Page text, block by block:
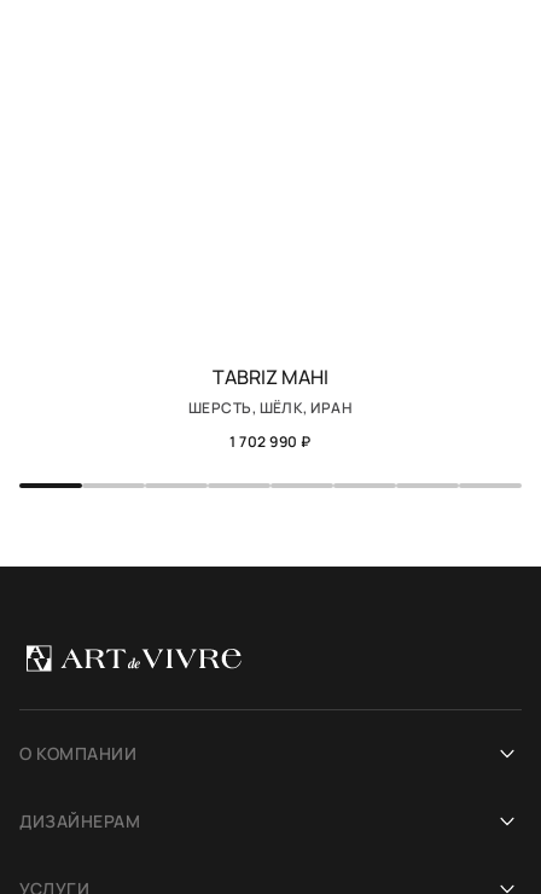
TABRIZ MAHI
ШЕРСТЬ, ШЁЛК, ИРАН
1 702 990 ₽
О КОМПАНИИ
ДИЗАЙНЕРАМ
УСЛУГИ